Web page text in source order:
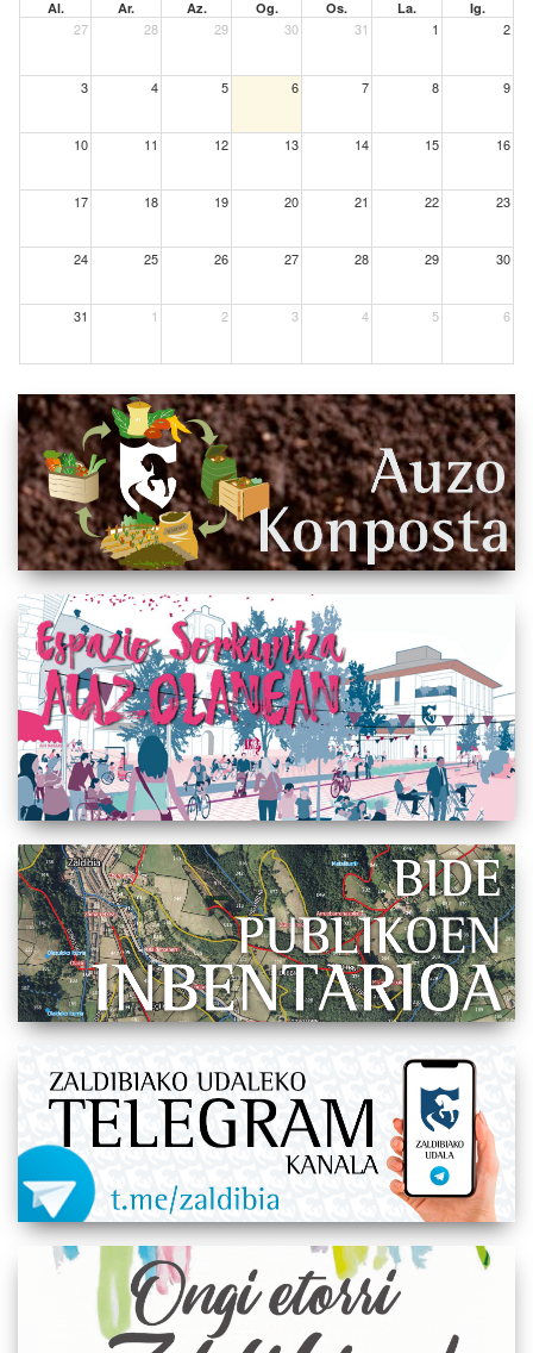
Al. Ar. Az. Og. Os. La. Ig.
27 28 29 30 31 1 2
3 4 5 6 7 8 9
10 11 12 13 14 15 16
17 18 19 20 21 22 23
24 25 26 27 28 29 30
31 1 2 3 4 5 6